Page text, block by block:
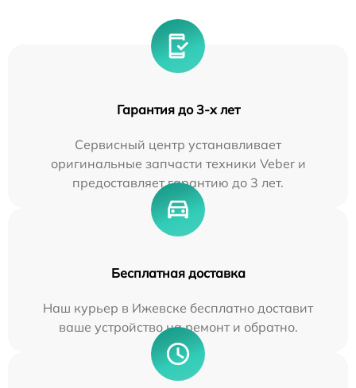
Гарантия до 3-х лет
Сервисный центр устанавливает
оригинальные запчасти техники Veber и
предоставляет гарантию до 3 лет.
Бесплатная доставка
Наш курьер в Ижевске бесплатно доставит
ваше устройство на ремонт и обратно.